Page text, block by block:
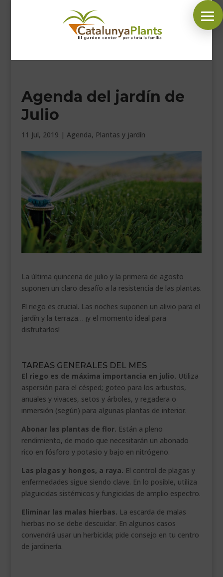
SÍGUENOS EN:
INICIO
PLANTAS
HORARIO GARDEN
CONTACTAR
BLOG
___________________________
VEURE EN CATALÀ
Agenda del jardín de
Julio
11 Jul, 2019 | Agenda, Plantas y jardín
La última quincena de julio y la primera de agosto
suponen un claro desafío a la resistencia de las plantas.
El riego es crucial. Las noches suponen un alivio para el
jardín y la terraza… ¡y el momento ideal para
disfrutarlos!
TAREAS GENERALES DEL MES
El riego es de máxima importancia en julio. Utiliza
aspersión para el césped; goteo para los arbustos,
anuales y vivaces, setos y árboles, y regadera o
inmersión (según) para algunas plantas de interior.
Abonar las plantas de flor. Están a pleno
rendimiento, de modo que necesitarán un abonado
rico en fósforo y potasio y bajo en nitrógeno.
Las plagas y hongos, a raya. El control de plagas y
enfermedades sigue siendo clave. En lo posible, utiliza
plaguicidas sistémicos y fungicidas de amplio espectro.
Eliminar las malas hierbas. La escarda de malas
hierbas no se debe descuidar. En algunos casos
convendrá usar un herbicida; pide consejo en tu centro
de jardinería.